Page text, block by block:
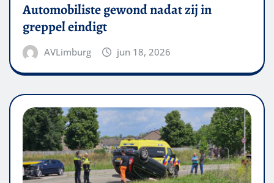
Automobiliste gewond nadat zij in
greppel eindigt
AVLimburg jun 18, 2026